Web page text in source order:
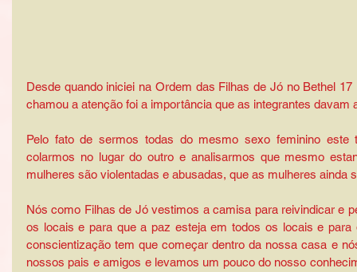
Desde quando iniciei na Ordem das Filhas de Jó no Bethel
chamou a atenção foi a importância que as integrantes davam
Pelo fato de sermos todas do mesmo sexo feminino este
colarmos no lugar do outro e analisarmos que mesmo
mulheres são violentadas e abusadas, que as mulheres ainda
Nós como Filhas de Jó vestimos a camisa para reivindicar e
os locais e para que a paz esteja em todos os locais e para
conscientização tem que começar dentro da nossa casa e
nossos pais e amigos e levamos um pouco do nosso